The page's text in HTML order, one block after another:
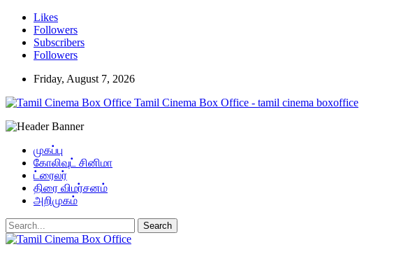
Likes
Followers
Subscribers
Followers
Friday, August 7, 2026
Tamil Cinema Box Office - tamil cinema boxoffice
முகப்பு
கோலிவுட் சினிமா
ட்ரைலர்
திரை விமர்சனம்
அறிமுகம்